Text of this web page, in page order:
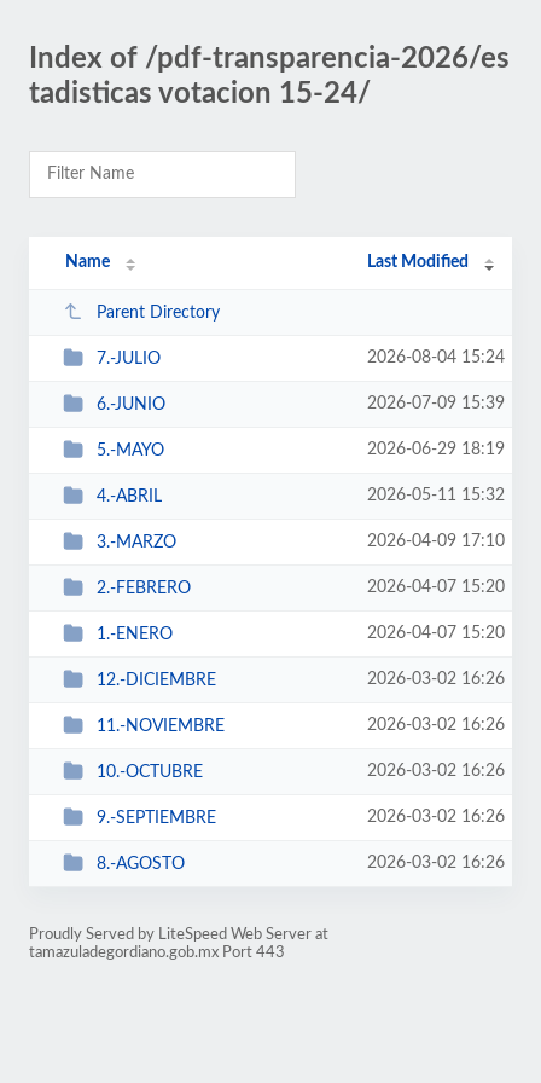
Index of /pdf-transparencia-2026/es
tadisticas votacion 15-24/
Name Last Modified
Parent Directory
7.-JULIO 2026-08-04 15:24
6.-JUNIO 2026-07-09 15:39
5.-MAYO 2026-06-29 18:19
4.-ABRIL 2026-05-11 15:32
3.-MARZO 2026-04-09 17:10
2.-FEBRERO 2026-04-07 15:20
1.-ENERO 2026-04-07 15:20
12.-DICIEMBRE 2026-03-02 16:26
11.-NOVIEMBRE 2026-03-02 16:26
10.-OCTUBRE 2026-03-02 16:26
9.-SEPTIEMBRE 2026-03-02 16:26
8.-AGOSTO 2026-03-02 16:26
Proudly Served by LiteSpeed Web Server at
tamazuladegordiano.gob.mx Port 443